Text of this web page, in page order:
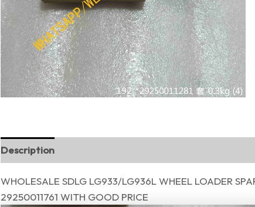
Description
WHOLESALE SDLG LG933/LG936L WHEEL LOADER
29250011761 WITH GOOD PRICE